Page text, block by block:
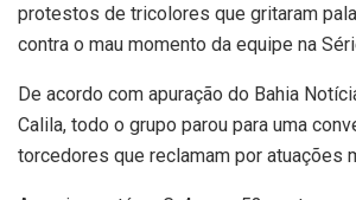
protestos de tricolores que gritaram
contra o mau momento da equipe na
De acordo com apuração do Bahia
Calila, todo o grupo parou para uma
torcedores que reclamam por atuações